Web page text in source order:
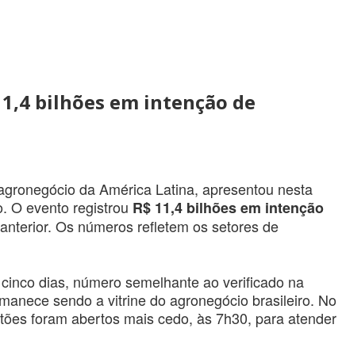
bilhões em intenção de
da América Latina, apresentou nesta
O evento registrou R$ 11,4 bilhões em intenção
Os números refletem os setores de
dias, número semelhante ao verificado na
sendo a vitrine do agronegócio brasileiro. No
foram abertos mais cedo, às 7h30, para atender